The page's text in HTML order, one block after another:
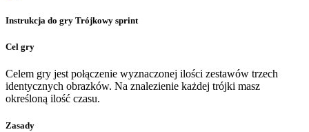
Instrukcja do gry Trójkowy sprint
Cel gry
Celem gry jest połączenie wyznaczonej ilości zestawów trzech
identycznych obrazków. Na znalezienie każdej trójki masz
określoną ilość czasu.
Zasady